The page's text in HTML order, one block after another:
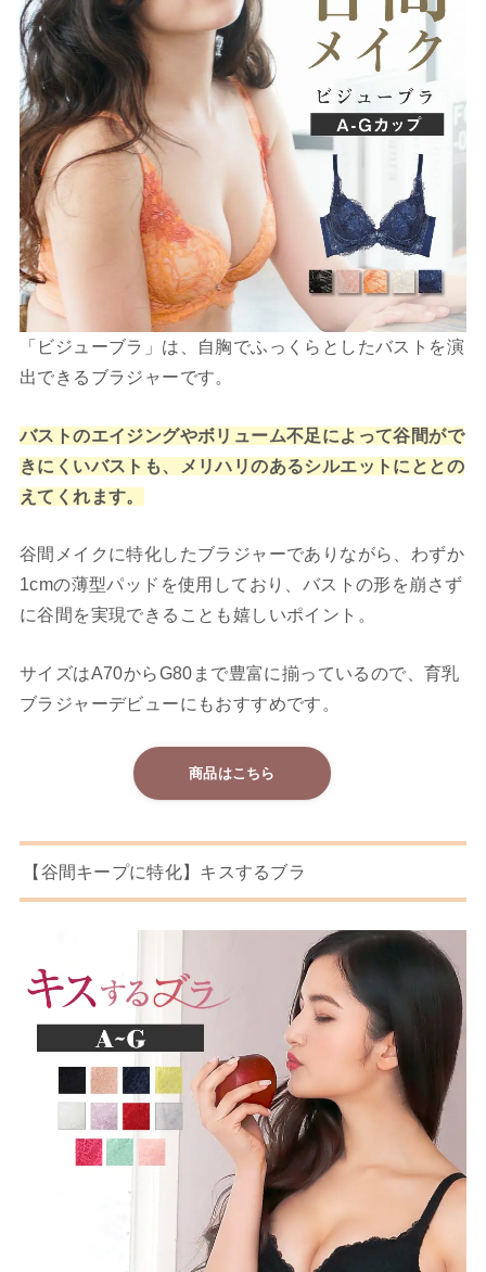
「ビジューブラ」は、自胸でふっくらとしたバストを演
出できるブラジャーです。
バストのエイジングやボリューム不足によって谷間がで
きにくいバストも、メリハリのあるシルエットにととの
えてくれます。
谷間メイクに特化したブラジャーでありながら、わずか
1cmの薄型パッドを使用しており、バストの形を崩さず
に谷間を実現できることも嬉しいポイント。
サイズはA70からG80まで豊富に揃っているので、育乳
ブラジャーデビューにもおすすめです。
商品はこちら
【谷間キープに特化】キスするブラ